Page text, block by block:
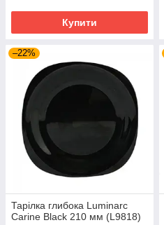
Купити
–22%
Тарілка глибока Luminarc
Carine Black 210 мм (L9818)